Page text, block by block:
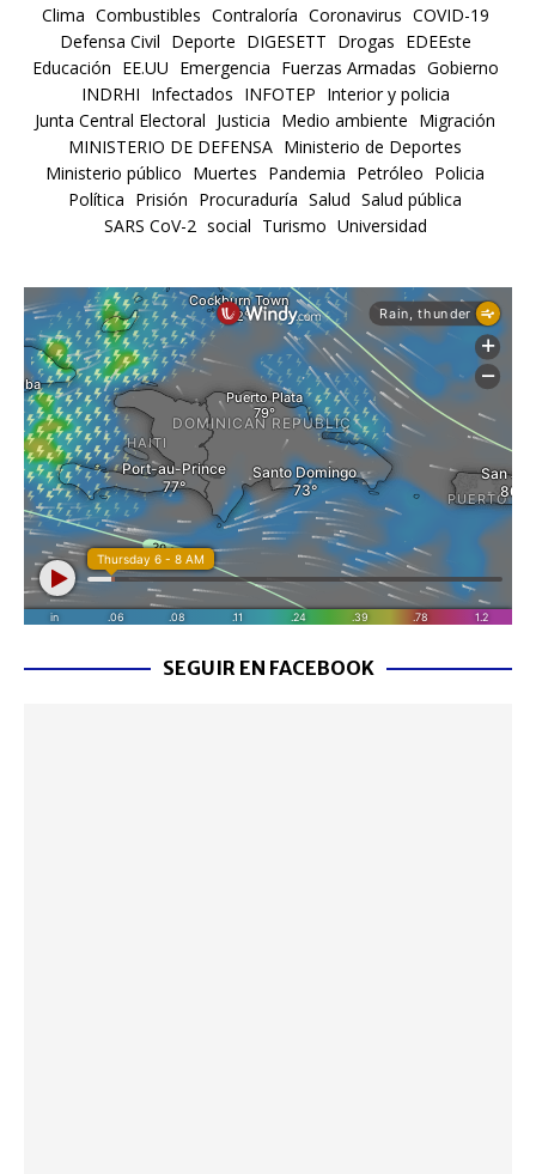
Clima Combustibles Contraloría Coronavirus COVID-19
Defensa Civil Deporte DIGESETT Drogas EDEEste
Educación EE.UU Emergencia Fuerzas Armadas Gobierno
INDRHI Infectados INFOTEP Interior y policia
Junta Central Electoral Justicia Medio ambiente Migración
MINISTERIO DE DEFENSA Ministerio de Deportes
Ministerio público Muertes Pandemia Petróleo Policia
Política Prisión Procuraduría Salud Salud pública
SARS CoV-2 social Turismo Universidad
SEGUIR EN FACEBOOK